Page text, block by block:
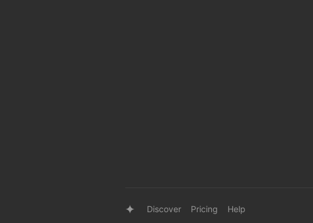
Discover Pricing Help